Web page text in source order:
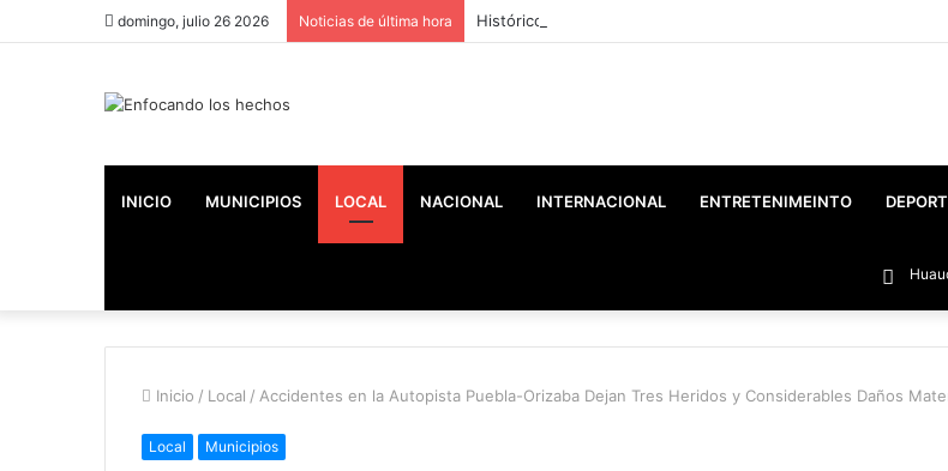
domingo, julio 26 2026 Noticias de última hora Histórico: Gobierno Federal y Estatal inician el rescate integral
INICIO MUNICIPIOS LOCAL NACIONAL INTERNACIONAL ENTRETENIMEINTO
Inicio / Local / Accidentes en la Autopista Puebla-Orizaba Dejan Tres Heridos y Considerables Daños
Local Municipios